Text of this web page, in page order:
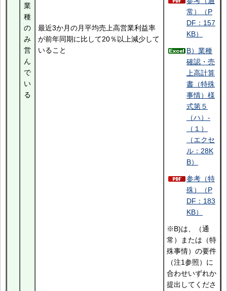
業
種
の
み
営
ん
で
い
る
最近3か月の月平均売上高営業利益率
が前年同期に比して20％以上減少して
いること
常）（P
DF：157
KB）
B）業種
確認・売
上高計算
書（特殊
事情）様
式第５
（ハ）-
（１）
（エクセ
ル：28K
B）
参考（特
殊）（P
DF：183
KB）
※B)は、（通
常）または（特
殊事情）の要件
（注1参照）に
合わせいずれか
提出してくださ